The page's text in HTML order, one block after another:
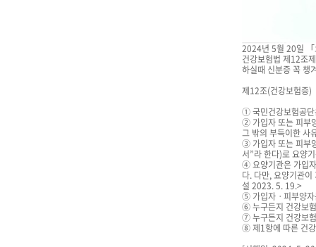
2024년 5월 20일 「
건강보험법 제12조
하실때 신분증 꼭 챙
제12조(건강보험증)
① 국민건강보험공단
② 가입자 또는 피부
그 밖의 부득이한 사
③ 가입자 또는 피부
서”라 한다)로 요양
④ 요양기관은 가입
다. 다만, 요양기관
설 2023. 5. 19.>
⑤ 가입자ㆍ피부양자
⑥ 누구든지 건강보
⑦ 누구든지 건강보
⑧ 제1항에 따른 건